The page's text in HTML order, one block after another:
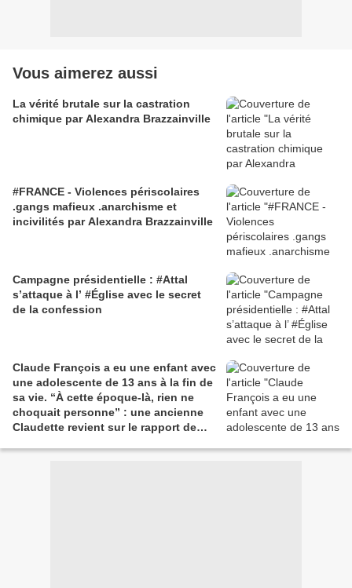
Vous aimerez aussi
La vérité brutale sur la castration
chimique par Alexandra Brazzainville
#FRANCE - Violences périscolaires
.gangs mafieux .anarchisme et
incivilités par Alexandra Brazzainville
Campagne présidentielle : #Attal
s’attaque à l’ #Église avec le secret
de la confession
Claude François a eu une enfant avec
une adolescente de 13 ans à la fin de
sa vie. “À cette époque-là, rien ne
choquait personne” : une ancienne
Claudette revient sur le rapport de